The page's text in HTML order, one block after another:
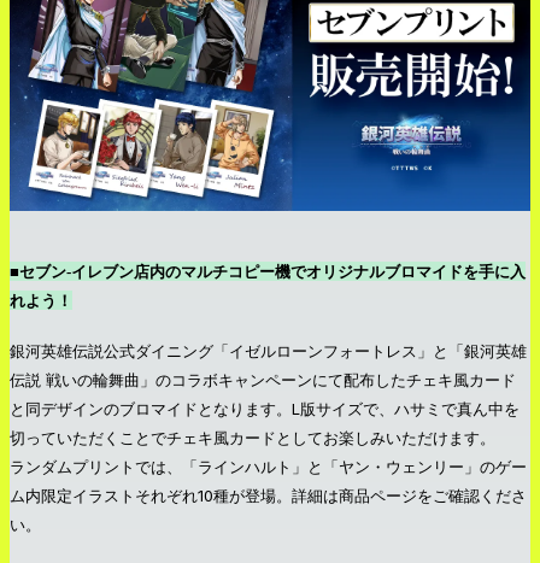
■セブン‐イレブン店内のマルチコピー機でオリジナルブロマイドを手に入
れよう！
銀河英雄伝説公式ダイニング「イゼルローンフォートレス」と「銀河英雄
伝説 戦いの輪舞曲」のコラボキャンペーンにて配布したチェキ風カード
と同デザインのブロマイドとなります。L版サイズで、ハサミで真ん中を
切っていただくことでチェキ風カードとしてお楽しみいただけます。
ランダムプリントでは、「ラインハルト」と「ヤン・ウェンリー」のゲー
ム内限定イラストそれぞれ10種が登場。詳細は商品ページをご確認くださ
い。